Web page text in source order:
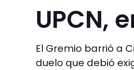
UPCN,
El Gremio barrió a
duelo que debió